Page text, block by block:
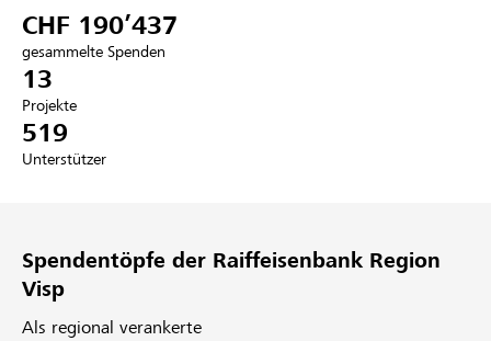
Anmelden
Registrieren
CHF 190’437
gesammelte Spenden
13
Projekte
519
Unterstützer
Spendentöpfe der Raiffeisenbank Region
Visp
Als regional verankerte